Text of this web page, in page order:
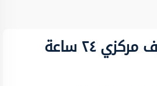
رقم صيانة تكييف مركزي ٢٤ ساعة